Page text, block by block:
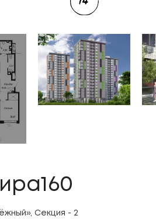
Секция - 2